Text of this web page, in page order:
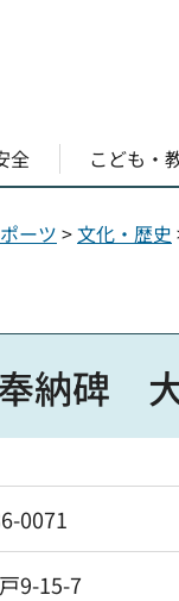
全 こども・
ーツ >文化・歴史
納碑
0071
9-15-7